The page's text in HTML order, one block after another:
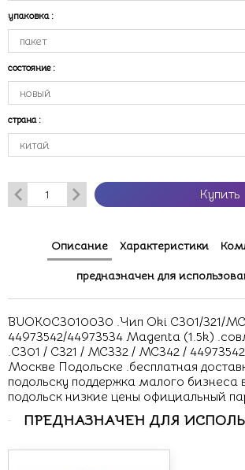
упаковка :
состояние :
страна :
Купить
Описание Характеристики
предназначен для
BUOK0C3010030 .Чип Oki C301/321/
44973542/44973534 Magenta (1.5k)
.C301 / C321 / MC332 / MC342 /
Москве Подольске .бесплатная
подольску поддержка малого бизнеса
подольск низкие цены официальный
ПРЕДНАЗНАЧЕН ДЛЯ